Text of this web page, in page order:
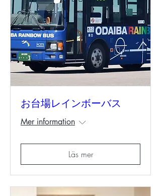
お台場レインボーバス
Mer information
Läs mer